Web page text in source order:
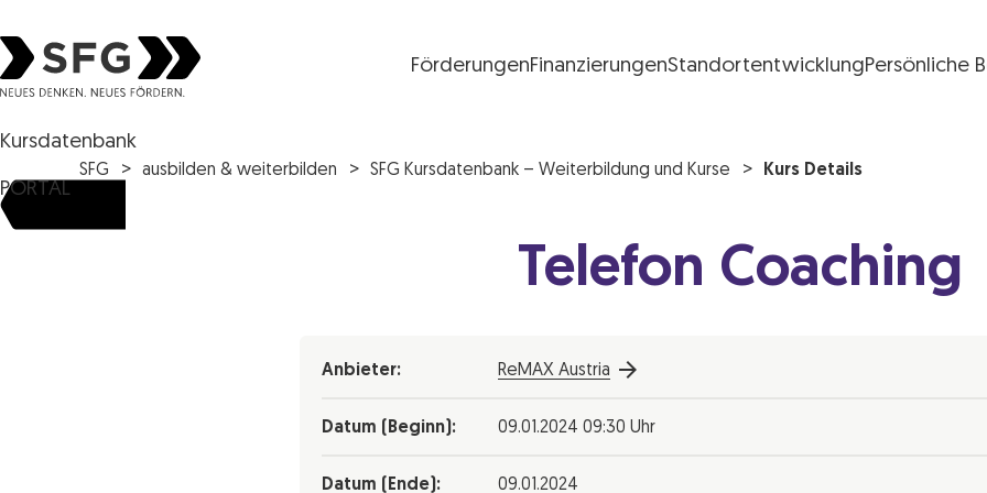
FörderungenFinanzierungenStandortentwicklungPersönliche
PORTAL
Kursdatenbank
SFG ausbilden & weiterbilden SFG Kursdatenbank – Weiterbildung und Kurse Kurs Details
Telefon Coaching
Anbieter: ReMAX Austria
Datum (Beginn): 09.01.2024 09:30 Uhr
Datum (Ende): 09.01.2024